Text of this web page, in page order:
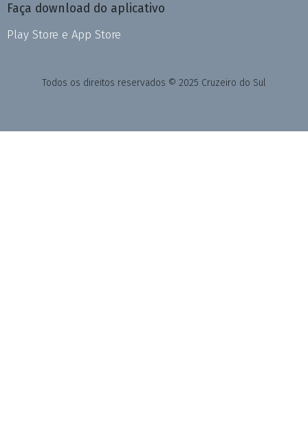
Faça download do aplicativo
Play Store e App Store
Todos os direitos reservados © 2025 Cruzeiro do Sul